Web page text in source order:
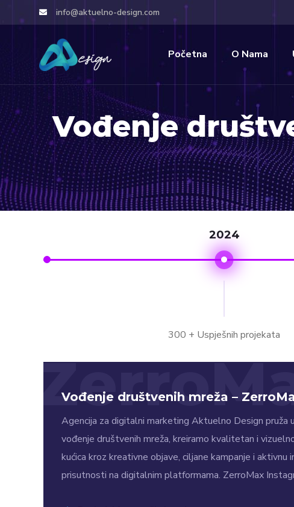
info@aktuelno-design.com
Početna O Nama
Vođenje
2024
300 + Uspješnih projekata
Vođenje društvenih mreža –
Agencija za digitalni marketing Aktuelno Design
vođenje društvenih mreža, kreiramo kvalitetan i
kućica kroz kreativne objave, ciljane kampanje i
prisutnosti na digitalnim platformama. ZerroMax